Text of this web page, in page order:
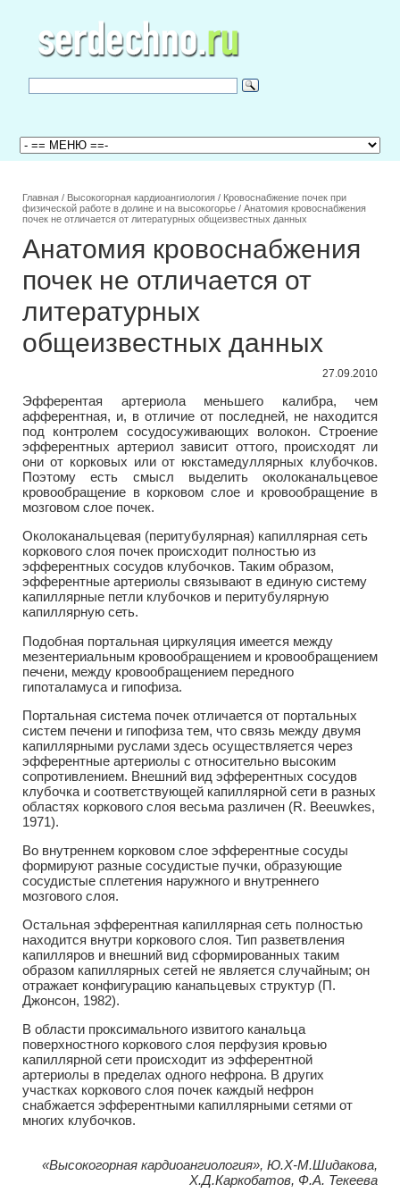
Главная / Высокогорная кардиоангиология / Кровоснабжение почек при
физической работе в долине и на высокогорье / Анатомия кровоснабжения
почек не отличается от литературных общеизвестных данных
Анатомия кровоснабжения
почек не отличается от
литературных
общеизвестных данных
27.09.2010
Эфферентая артериола меньшего калибра, чем
афферентная, и, в отличие от последней, не находится
под контролем сосудосуживающих волокон. Строение
эфферентных артериол зависит оттого, происходят ли
они от корковых или от юкстамедуллярных клубочков.
Поэтому есть смысл выделить околоканальцевое
кровообращение в корковом слое и кровообращение в
мозговом слое почек.
Околоканальцевая (перитубулярная) капиллярная сеть
коркового слоя почек происходит полностью из
эфферентных сосудов клубочков. Таким образом,
эфферентные артериолы связывают в единую систему
капиллярные петли клубочков и перитубулярную
капиллярную сеть.
Подобная портальная циркуляция имеется между
мезентериальным кровообращением и кровообращением
печени, между кровообращением передного
гипоталамуса и гипофиза.
Портальная система почек отличается от портальных
систем печени и гипофиза тем, что связь между двумя
капиллярными руслами здесь осуществляется через
эфферентные артериолы с относительно высоким
сопротивлением. Внешний вид эфферентных сосудов
клубочка и соответствующей капиллярной сети в разных
областях коркового слоя весьма различен (R. Beeuwkes,
1971).
Во внутреннем корковом слое эфферентные сосуды
формируют разные сосудистые пучки, образующие
сосудистые сплетения наружного и внутреннего
мозгового слоя.
Остальная эфферентная капиллярная сеть полностью
находится внутри коркового слоя. Тип разветвления
капилляров и внешний вид сформированных таким
образом капиллярных сетей не является случайным; он
отражает конфигурацию канапьцевых структур (П.
Джонсон, 1982).
В области проксимального извитого канальца
поверхностного коркового слоя перфузия кровью
капиллярной сети происходит из эфферентной
артериолы в пределах одного нефрона. В других
участках коркового слоя почек каждый нефрон
снабжается эфферентными капиллярными сетями от
многих клубочков.
«Высокогорная кардиоангиология», Ю.Х-М.Шидакова,
Х.Д.Каркобатов, Ф.А. Текеева